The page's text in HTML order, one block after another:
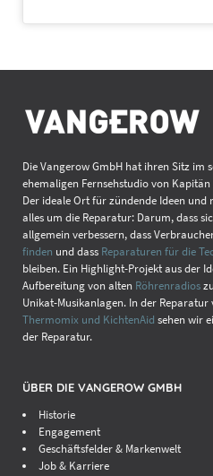
Die Vangerow GmbH hat ihren Sitz im
ehemaligen Fernsehstudio von
Der ideale Ort für zündende Ideen
alles um die Reparatur: Darum, dass
allgemein verbessern, dass
finden und dass Reparaturen für die
bleiben. Ein Highlight-Projekt aus der
Aufbereitung von alten Röhrenradios
Unikat-Musikanlagen. In der Reparatur
Thermomix und KichtenAid sehen wir
der Reparatur.
ÜBER DIE VANGEROW GMBH
Historie
Engagement
Geschäftsfelder & Markenwelt
Job & Karriere